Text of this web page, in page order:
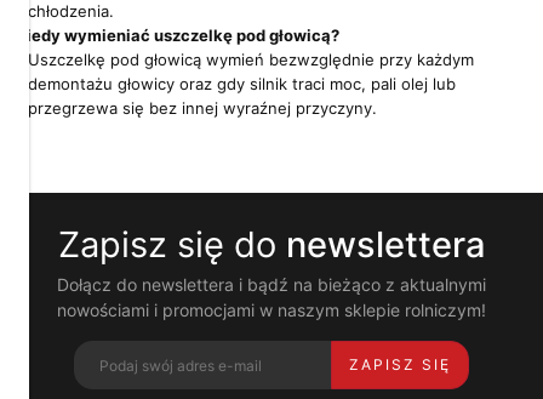
chłodzenia.
Kiedy wymieniać uszczelkę pod głowicą?
Uszczelkę pod głowicą wymień bezwzględnie przy każdym
demontażu głowicy oraz gdy silnik traci moc, pali olej lub
przegrzewa się bez innej wyraźnej przyczyny.
Zapisz się do newslettera
Dołącz do newslettera i bądź na bieżąco z aktualnymi
nowościami i promocjami w naszym sklepie rolniczym!
ZAPISZ SIĘ
Pliki
cookies
pokrewne
im
działanie
pomagają
dostosować
ofertę